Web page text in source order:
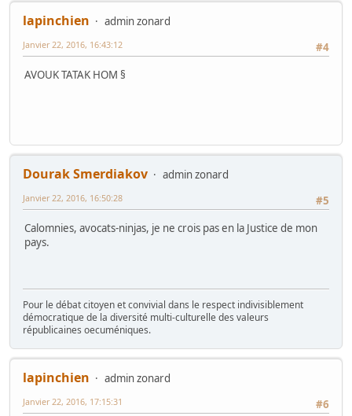
lapinchien
admin zonard
#4
Janvier 22, 2016, 16:43:12
AVOUK TATAK HOM §
Dourak Smerdiakov
admin zonard
#5
Janvier 22, 2016, 16:50:28
Calomnies, avocats-ninjas, je ne crois pas en la Justice de mon
pays.
Pour le débat citoyen et convivial dans le respect indivisiblement
démocratique de la diversité multi-culturelle des valeurs
républicaines oecuméniques.
lapinchien
admin zonard
#6
Janvier 22, 2016, 17:15:31